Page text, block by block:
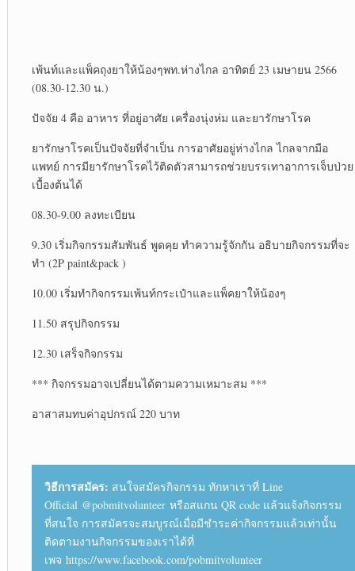
เพ้นท์และแพ็คถุงยาให้น้องๆพท.ห่างไกล อาทิตย์ 23 เมษายน 2566
(08.30-12.30 น.)
ปัจจัย 4 คือ อาหาร ที่อยู่อาศัย เครื่องนุ่งห่ม และยารักษาโรค
ยารักษาโรคเป็นปัจจัยที่จำเป็น การอาศัยอยู่ห่างไกล ไกลจากมือ
แพทย์ การมียารักษาโรคไว้ติดตัวสามารถช่วยบรรเทาอาการเจ็บป่วย
เบื้องต้นได้
08.30-9.00 ลงทะเบียน
9.30 เริ่มกิจกรรมสัมพันธ์ พูดคุย ทำความรู้จักกัน อธิบายกิจกรรมที่จะ
ทำ (2P paint&pack )
10.00 เริ่มทำกิจกรรมเพ้นท์กระเป๋าและแพ็คยาให้น้องๆ
11.50 สรุปกิจกรรม
12.30 เสร็จกิจกรรม
*** กิจกรรมอาจเปลี่ยนได้ตามความเหมาะสม ***
อาสาสมทบค่าอุปกรณ์ 220 บาท
วิธีการสมัคร: สนใจสมัครกิจกรรม ทักหาเราที่ Line
Official @pobmitvolunteer หรือสแกน QR code แล้วแจ้งกิจกรรม
ที่สนใจ การสมัครจะสมบูรณ์เมื่อมีชำระค่ากิจกรรมแล้วเท่านั้น
ติดตามงานกิจกรรมของเราได้ที่
เพจ https://www.facebook.com/pobmitvolunteer